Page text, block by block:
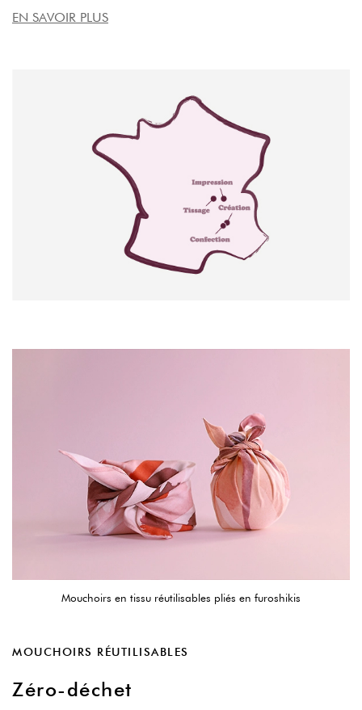
EN SAVOIR PLUS
Mouchoirs en tissu réutilisables pliés en furoshikis
MOUCHOIRS RÉUTILISABLES
Zéro-déchet